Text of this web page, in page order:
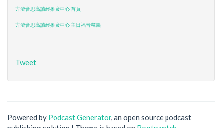
方濟會思高讀經推廣中心 首頁
方濟會思高讀經推廣中心 主日福音釋義
Tweet
Powered by Podcast Generator, an open source podcast